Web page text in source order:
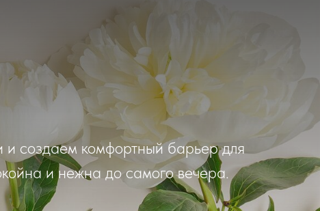
создаем комфортный барьер для
и нежна до самого вечера.